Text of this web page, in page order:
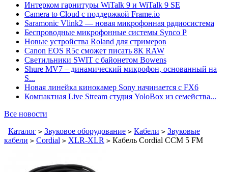
Интерком гарнитуры WiTalk 9 и WiTalk 9 SE
Camera to Cloud с поддержкой Frame.io
Saramonic Vlink2 — новая микрофонная радиосистема
Беспроводные микрофонные системы Synco P
Новые устройства Roland для стримеров
Canon EOS R5c сможет писать 8К RAW
Светильники SWIT с байонетом Bowens
Shure MV7 – динамический микрофон, основанный на
S...
Новая линейка кинокамер Sony начинается с FX6
Компактная Live Stream студия YoloBox из семейства...
Все новости
Каталог > Звуковое оборудование > Кабели > Звуковые
кабели > Cordial > XLR-XLR > Кабель Cordial CCM 5 FM